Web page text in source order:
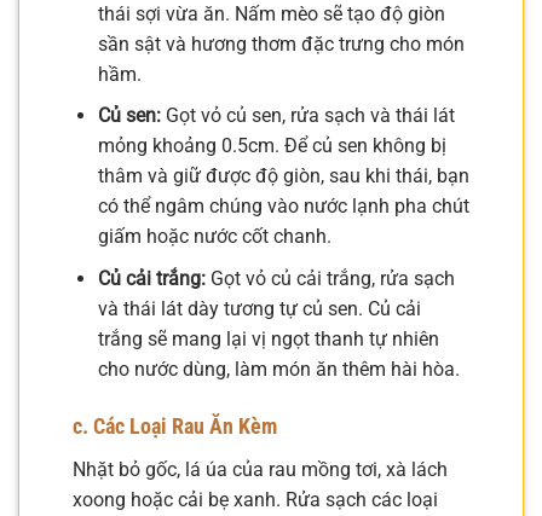
thái sợi vừa ăn. Nấm mèo sẽ tạo độ giòn
sần sật và hương thơm đặc trưng cho món
hầm.
Củ sen:Gọt vỏ củ sen, rửa sạch và thái lát
mỏng khoảng 0.5cm. Để củ sen không bị
thâm và giữ được độ giòn, sau khi thái, bạn
có thể ngâm chúng vào nước lạnh pha chút
giấm hoặc nước cốt chanh.
Củ cải trắng:Gọt vỏ củ cải trắng, rửa sạch
và thái lát dày tương tự củ sen. Củ cải
trắng sẽ mang lại vị ngọt thanh tự nhiên
cho nước dùng, làm món ăn thêm hài hòa.
c. Các Loại Rau Ăn Kèm
Nhặt bỏ gốc, lá úa của rau mồng tơi, xà lách
xoong hoặc cải bẹ xanh. Rửa sạch các loại